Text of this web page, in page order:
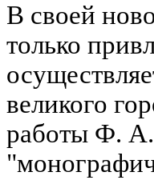
В своей
только
великого
работы Ф. А.